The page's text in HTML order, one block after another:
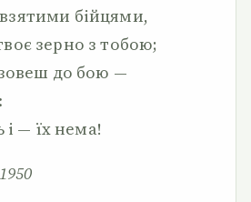
бійцями,
зерно з тобою;
до бою —
і — їх нема!